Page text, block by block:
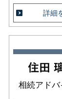
詳細
相続アドバ